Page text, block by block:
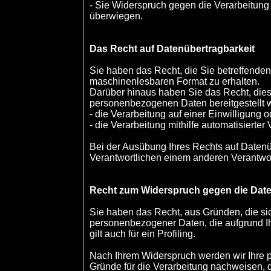
- Sie Widerspruch gegen die
überwiegen.
Das Recht auf Datenübertragbarkeit
Sie haben das Recht, die Sie
maschinenlesbaren Format zu erhalten.
Darüber hinaus haben Sie das Recht,
personenbezogenen Daten bereitgestellt
- die Verarbeitung auf einer Einwilligung
- die Verarbeitung mithilfe automatisierter
Bei der Ausübung Ihres Rechts auf
Verantwortlichen einem anderen
Recht zum Widerspruch gegen die
Sie haben das Recht, aus Gründen, die
personenbezogener Daten, die aufgrund
gilt auch für ein Profiling.
Nach Ihrem Widerspruch werden wir
Gründe für die Verarbeitung nachweisen,